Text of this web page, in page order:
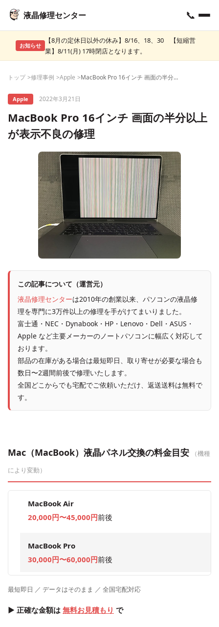
液晶修理センター 📞
お知らせ
【8月の定休日以外の休み】8/16、18、30 【短縮営
業】8/11(月) 17時閉店となります。
トップ 修理事例 Apple MacBook Pro 16インチ 画面の半分以上が表示不良の修理
Apple 2022年3月21日
MacBook Pro 16インチ 画面の半分以上
が表示不良の修理
この記事について（運営元）
液晶修理センターは2010年の創業以来、パソコンの液晶修
理を専門に3万件以上の修理を手がけてまいりました。
富士通・NEC・Dynabook・HP・Lenovo・Dell・ASUS・
Apple など主要メーカーのノートパソコンに幅広く対応して
おります。
部品の在庫がある場合は最短即日、取り寄せが必要な場合も
数日〜2週間前後で修理いたします。
全国どこからでも宅配でご依頼いただけ、返送送料は無料で
す。
Mac（MacBook）液晶パネル交換の料金目安
（機種
により変動）
MacBook Air
20,000円〜45,000円前後
MacBook Pro
30,000円〜60,000円前後
最短即日 ／ データはそのまま ／ 全国宅配対応
▶ 正確な金額は 無料お見積もり で